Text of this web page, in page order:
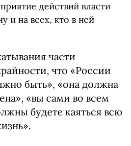
действий власти
и на всех, кто в ней
части
что «России
быть», «она должна
«вы сами во всем
будете каяться всю